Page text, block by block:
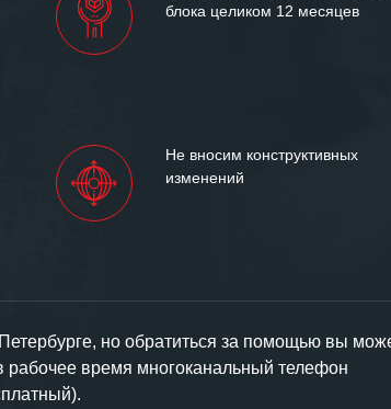
блока целиком 12 месяцев
Не вносим конструктивных
изменений
но обратиться за помощью вы
рабочее время многоканальный телефон